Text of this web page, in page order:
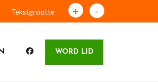
Tekstgrootte + -
WORD LID